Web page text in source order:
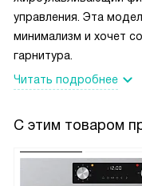
управления. Эта
минимализм и хочет
гарнитура.
Читать подробнее
С этим товаром